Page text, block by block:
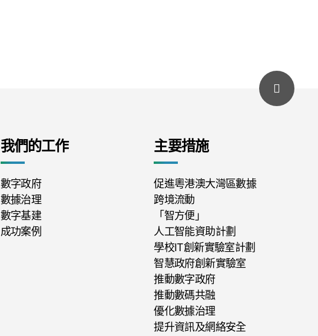
我們的工作
數字政府
數據治理
數字基建
成功案例
主要措施
促進粵港澳大灣區數據
跨境流動
「智方便」
人工智能資助計劃
學校IT創新實驗室計劃
智慧政府創新實驗室
推動數字政府
推動數碼共融
優化數據治理
提升資訊及網絡安全